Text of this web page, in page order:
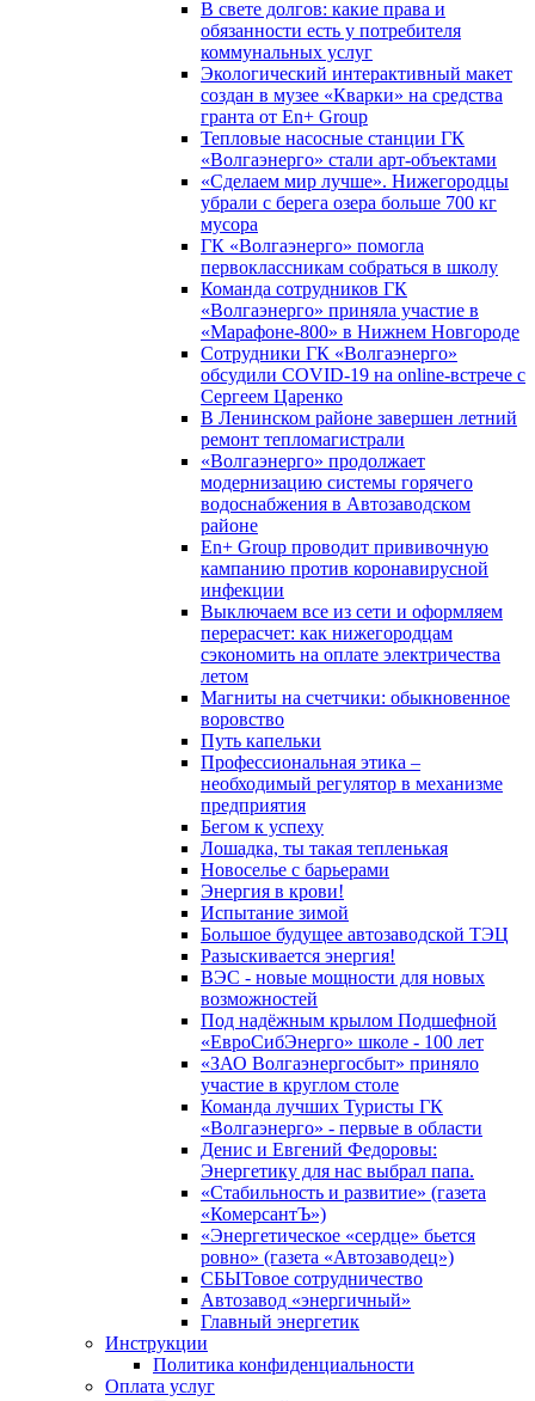
В свете долгов: какие права и
обязанности есть у потребителя
коммунальных услуг
Экологический интерактивный макет
создан в музее «Кварки» на средства
гранта от En+ Group
Тепловые насосные станции ГК
«Волгаэнерго» стали арт-объектами
«Сделаем мир лучше». Нижегородцы
убрали с берега озера больше 700 кг
мусора
ГК «Волгаэнерго» помогла
первоклассникам собраться в школу
Команда сотрудников ГК
«Волгаэнерго» приняла участие в
«Марафоне-800» в Нижнем Новгороде
Сотрудники ГК «Волгаэнерго»
обсудили COVID-19 на online-встрече с
Сергеем Царенко
В Ленинском районе завершен летний
ремонт тепломагистрали
«Волгаэнерго» продолжает
модернизацию системы горячего
водоснабжения в Автозаводском
районе
En+ Group проводит прививочную
кампанию против коронавирусной
инфекции
Выключаем все из сети и оформляем
перерасчет: как нижегородцам
сэкономить на оплате электричества
летом
Магниты на счетчики: обыкновенное
воровство
Путь капельки
Профессиональная этика –
необходимый регулятор в механизме
предприятия
Бегом к успеху
Лошадка, ты такая тепленькая
Новоселье с барьерами
Энергия в крови!
Испытание зимой
Большое будущее автозаводской ТЭЦ
Разыскивается энергия!
ВЭС - новые мощности для новых
возможностей
Под надёжным крылом Подшефной
«ЕвроСибЭнерго» школе - 100 лет
«ЗАО Волгаэнергосбыт» приняло
участие в круглом столе
Команда лучших Туристы ГК
«Волгаэнерго» - первые в области
Денис и Евгений Федоровы:
Энергетику для нас выбрал папа.
«Стабильность и развитие» (газета
«КомерсантЪ»)
«Энергетическое «сердце» бьется
ровно» (газета «Автозаводец»)
СБЫТовое сотрудничество
Автозавод «энергичный»
Главный энергетик
Инструкции
Политика конфиденциальности
Оплата услуг